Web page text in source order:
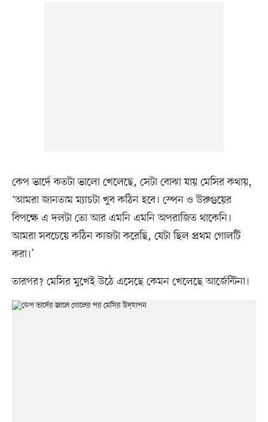
কেপ ভার্দে কতটা ভালো খেলেছে, সেটা বোঝা যায় মেসির কথায়,
‘আমরা জানতাম ম্যাচটা খুব কঠিন হবে। স্পেন ও উরুগুয়ের
বিপক্ষে এ দলটা তো আর এমনি এমনি অপরাজিত থাকেনি।
আমরা সবচেয়ে কঠিন কাজটা করেছি, যেটা ছিল প্রথম গোলটি
করা।’
তারপর? মেসির মুখেই উঠে এসেছে কেমন খেলেছে আর্জেন্টিনা।